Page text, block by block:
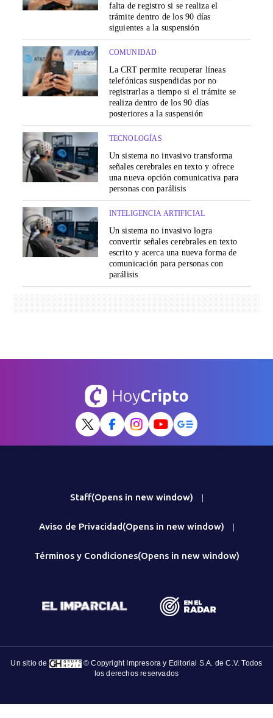
falta de registro si se realiza el
trámite dentro de los 90 días
siguientes a la suspensión
COMUNIDAD
La CRT permite recuperar líneas
telefónicas suspendidas por no
registrarlas a tiempo si el trámite se
realiza dentro de los 90 días
posteriores a la suspensión
TECNOLOGÍAS
Un sistema no invasivo transforma
señales cerebrales en texto y ofrece
una nueva opción comunicativa para
personas con parálisis
INTELIGENCIA ARTIFICIAL
Un sistema no invasivo logra
convertir señales cerebrales en texto
escrito y acerca una nueva forma de
comunicación para personas con
parálisis
Staff(Opens in new window) |
Aviso de Privacidad(Opens in new window) |
Términos y Condiciones(Opens in new window)
Un sitio de
© Copyright Impresora y Editorial S.A. de C.V. Todos
los derechos reservados